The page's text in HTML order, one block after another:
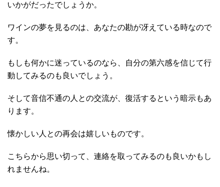
いかがだったでしょうか。
ワインの夢を見るのは、あなたの勘が冴えている時なので
す。
もしも何かに迷っているのなら、自分の第六感を信じて行
動してみるのも良いでしょう。
そして音信不通の人との交流が、復活するという暗示もあ
ります。
懐かしい人との再会は嬉しいものです。
こちらから思い切って、連絡を取ってみるのも良いかもし
れませんね。